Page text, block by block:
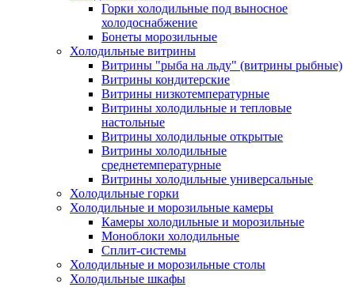
Горки холодильные под выносное
холодоснабжение
Бонеты морозильные
Холодильные витрины
Витрины "рыба на льду" (витрины рыбные)
Витрины кондитерские
Витрины низкотемпературные
Витрины холодильные и тепловые
настольные
Витрины холодильные открытые
Витрины холодильные
среднетемпературные
Витрины холодильные универсальные
Холодильные горки
Холодильные и морозильные камеры
Камеры холодильные и морозильные
Моноблоки холодильные
Сплит-системы
Холодильные и морозильные столы
Холодильные шкафы